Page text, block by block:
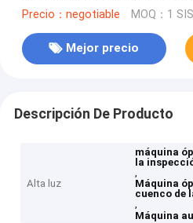
en línea
Precio：negotiable MOQ：1
Mejor precio
Descripción De Producto
Alta luz
máquina
la
,
Máquina
cuenco de
,
Máquina